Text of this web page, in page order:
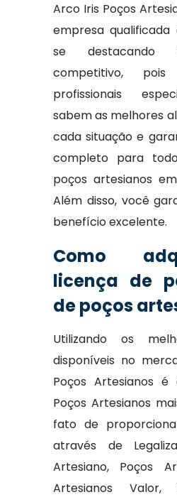
Arco Iris Poços
empresa
se destacando
competitivo,
profissionais
sabem as melhores
cada situação e
completo para
poços artesianos
Além disso, você
benefício excelente.
Como
licença de
de poços
Utilizando os
disponíveis no
Poços Artesianos
Poços Artesianos
fato de
através de
Artesiano, Poços
Artesianos Valor,